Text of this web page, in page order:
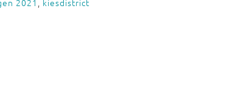
2021 , kiesdistrict